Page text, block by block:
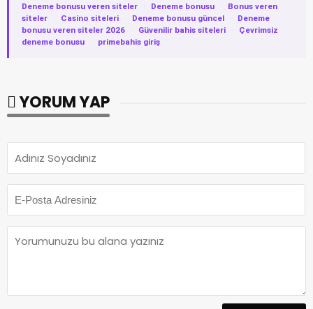
Deneme bonusu veren siteler · Deneme bonusu ·
Bonus veren
siteler
· Casino siteleri · Deneme bonusu güncel ·
Deneme
bonusu veren siteler 2026
· Güvenilir bahis siteleri ·
Çevrimsiz
deneme bonusu
· primebahis giriş
YORUM YAP